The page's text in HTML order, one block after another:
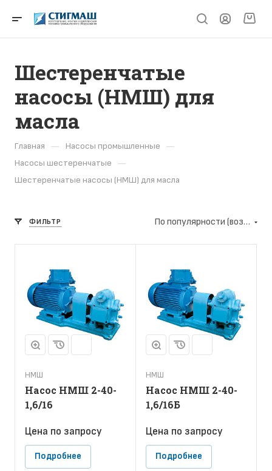
Шестеренчатые
насосы (НМШ) для
масла
Главная — Насосы промышленные —
Насосы шестеренчатые —
Шестеренчатые насосы (НМШ) для масла
ФИЛЬТР По популярности (возрастание)
НМШ
Насос НМШ 2-40-
1,6/16
Цена по запросу
Подробнее
НМШ
Насос НМШ 2-40-
1,6/16Б
Цена по запросу
Подробнее